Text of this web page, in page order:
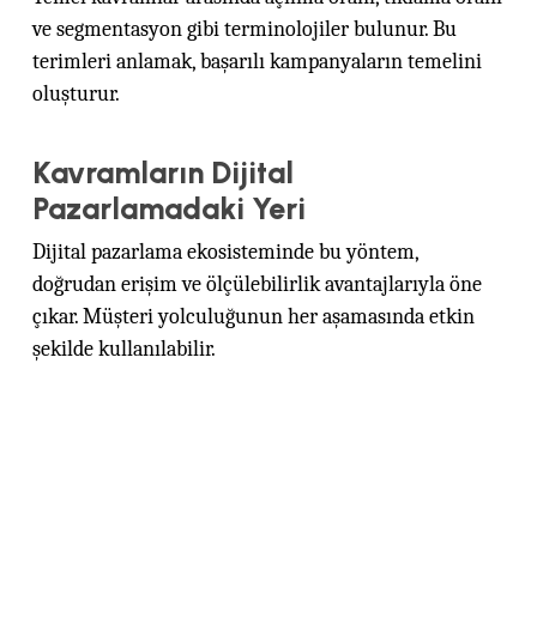
ve segmentasyon gibi terminolojiler bulunur. Bu
terimleri anlamak, başarılı kampanyaların temelini
oluşturur.
Kavramların Dijital
Pazarlamadaki Yeri
Dijital pazarlama ekosisteminde bu yöntem,
doğrudan erişim ve ölçülebilirlik avantajlarıyla öne
çıkar. Müşteri yolculuğunun her aşamasında etkin
şekilde kullanılabilir.